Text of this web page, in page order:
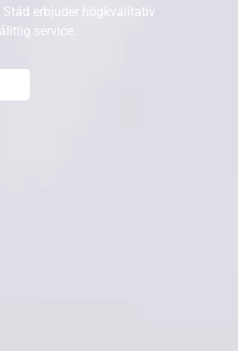
erbjuder högkvalitativ
service.